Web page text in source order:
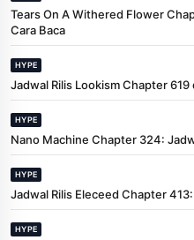
Tears On A Withered Flower
Cara Baca
HYPE
Jadwal Rilis Lookism Chapter
HYPE
Nano Machine Chapter 324:
HYPE
Jadwal Rilis Eleceed Chapter
HYPE